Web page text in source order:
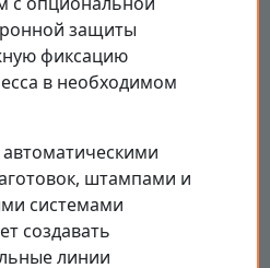
защиты
фиксацию
в необходимом
штампами и
системами
создавать
линии